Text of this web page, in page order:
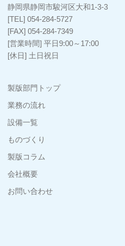
静岡県静岡市駿河区大和1-3-3
[TEL] 054-284-5727
[FAX] 054-284-7349
[営業時間] 平日9:00～17:00
[休日] 土日祝日
製版部門トップ
業務の流れ
設備一覧
ものづくり
製版コラム
会社概要
お問い合わせ